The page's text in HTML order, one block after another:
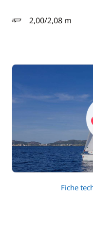
2,00/2,08 m
tirant d'eau
Fiche